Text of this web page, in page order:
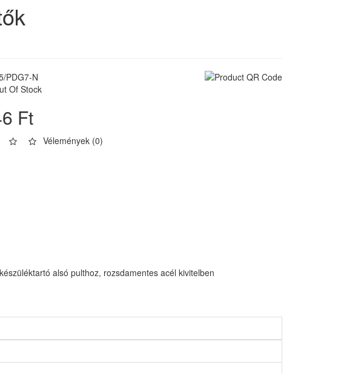
PDG7-N
Of Stock
Ft
Vélemények (0)
alsó pulthoz, rozsdamentes acél kivitelben